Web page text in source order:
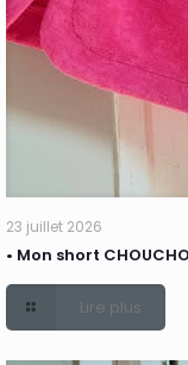
23 juillet 2026
• Mon short
Lire plus